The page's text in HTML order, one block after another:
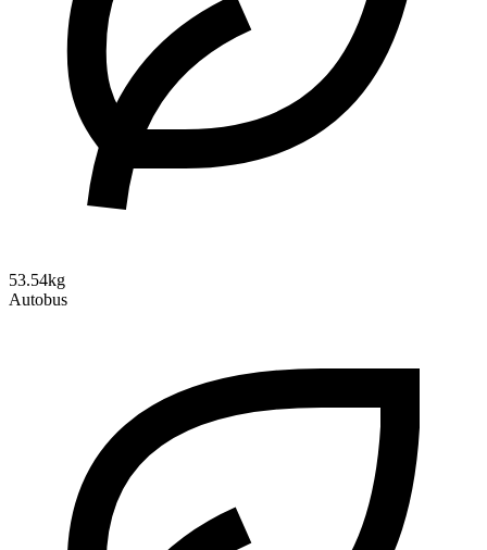
53.54kg
Autobus